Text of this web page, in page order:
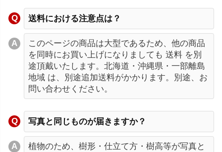
送料における注意点は？
このページの商品は大型であるため、他の商品
を同時にお買い上げになりましても 送料 を別
途頂戴いたします。北海道・沖縄県・一部離島
地域 は、別途追加送料がかかります。別途、お
問い合わせください。
写真と同じものが届きますか？
植物のため、樹形・仕立て方・樹高等が写真と